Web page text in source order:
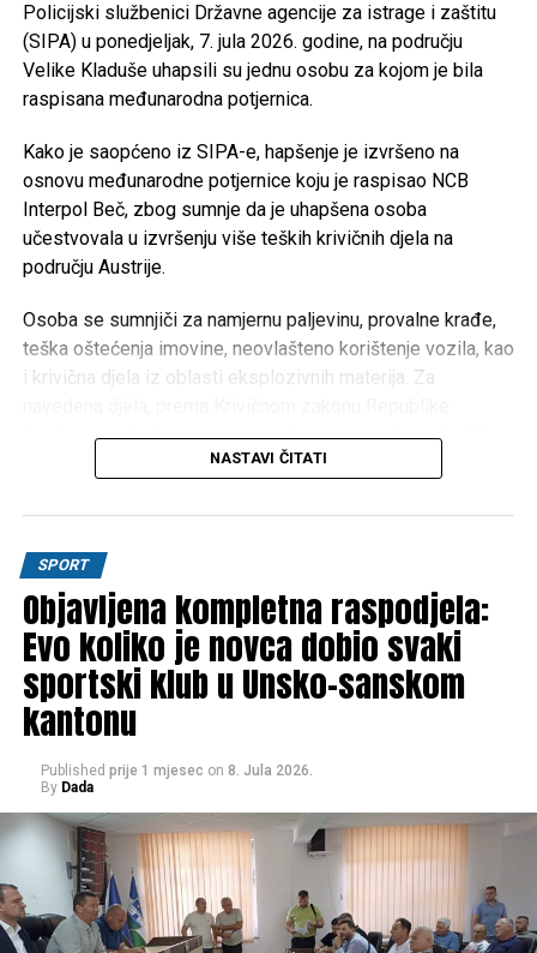
Bihaćko muftijstvo i Ilmijju u ukupnom iznosu od
147.000 KM.
Iz Vlade USK poručuju da će i u narednom periodu
obrazovanja, podršku boračkoj populaciji, razvoj
turizma i poboljšanje kvaliteta života građana
Unsko-sanskog kantona.
Share
Share
Tweet Share
Policijski službenici Državne agencije za istrage i zaštitu
(SIPA) u ponedjeljak, 7. jula 2026. godine, na području
Velike Kladuše uhapsili su jednu osobu za kojom je bila
raspisana međunarodna potjernica.
Kako je saopćeno iz SIPA-e, hapšenje je izvršeno na
osnovu međunarodne potjernice koju je raspisao NCB
Interpol Beč, zbog sumnje da je uhapšena osoba
učestvovala u izvršenju više teških krivičnih djela na
području Austrije.
Osoba se sumnjiči za namjernu paljevinu, provalne krađe,
teška oštećenja imovine, neovlašteno korištenje vozila, kao
i krivična djela iz oblasti eksplozivnih materija. Za
Austrije, predviđena je maksimalna kazna zatvora do 15
Na osnovu operativnih saznanja, osumnjičenog su locirali
slobode.
Nakon završene kriminalističke obrade, uhapšena osoba
predata je u nadležnost Suda Bosne i Hercegovine radi
daljnjeg postupanja.
U realizaciji ove akcije ostvarena je saradnja između SIPA-
e, Obavještajno-sigurnosne agencije Bosne i Hercegovine
(OSA BiH) i Ministarstva unutrašnjih poslova Unsko-
sanskog kantona.
Share Post
Share
Tweet Share
NASTAVI ČITATI
SPORT
Objavljena kompletna raspodjela:
Evo koliko je novca dobio svaki
sportski klub u Unsko-sanskom
kantonu
Published prije 1 mjesec on 8. Jula 2026.
By Dada